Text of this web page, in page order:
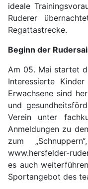
ideale
Ruderer
Regattastrecke.
Beginn der
Am 05. Mai startet
Interessierte
Erwachsene sind
und
Verein unter
Anmeldungen zu
zum
www.hersfelder-
es auch
Sportangebot des